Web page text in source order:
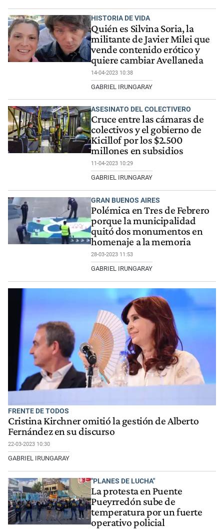
HISTORIA DE VIDA
Quién es Silvina Soria, la
militante de Javier Milei que
vende contenido erótico y
quiere cambiar Avellaneda
14-04-2023 10:38
GABRIEL IRUNGARAY
ASESINATO DEL COLECTIVERO
Cruce entre las cámaras de
colectivos y el gobierno de
Kicillof por los $2.500
millones en subsidios
11-04-2023 10:29
GABRIEL IRUNGARAY
GRAN BUENOS AIRES
Polémica en Tres de Febrero
porque la municipalidad
quitó dos monumentos en
homenaje a la memoria
28-03-2023 11:53
GABRIEL IRUNGARAY
FRENTE DE TODOS
Cristina Kirchner omitió la gestión de Alberto
Fernández en su discurso
22-03-2023 10:30
GABRIEL IRUNGARAY
"PLANES DE LUCHA"
La protesta en Puente
Pueyrredón sube de
temperatura por un fuerte
operativo policial